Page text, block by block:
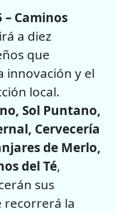
– Caminos
a diez
que
innovación y el
local.
Sol Puntano,
Cervecería
de Merlo,
del Té,
sus
recorrerá la